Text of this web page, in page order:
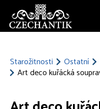
Starožitnosti Ostatní
Art deco kuřácká